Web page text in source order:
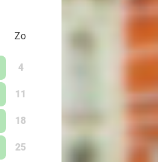
Zo
4
11
18
25